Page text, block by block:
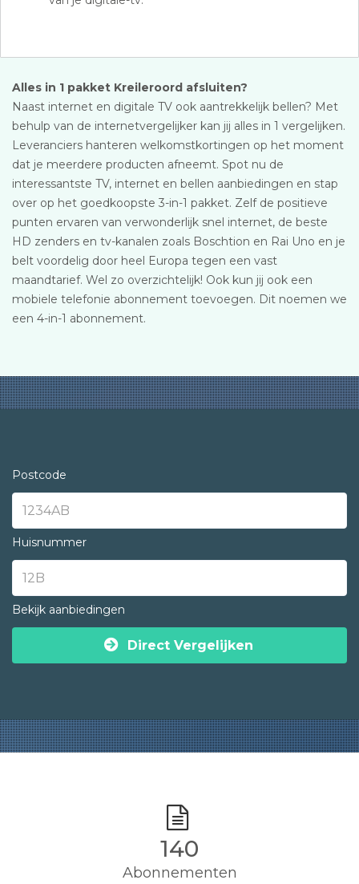
Alles in 1 pakket Kreileroord afsluiten?
Naast internet en digitale TV ook aantrekkelijk bellen? Met
behulp van de internetvergelijker kan jij alles in 1 vergelijken.
Leveranciers hanteren welkomstkortingen op het moment
dat je meerdere producten afneemt. Spot nu de
interessantste TV, internet en bellen aanbiedingen en stap
over op het goedkoopste 3-in-1 pakket. Zelf de positieve
punten ervaren van verwonderlijk snel internet, de beste
HD zenders en tv-kanalen zoals Boschtion en Rai Uno en je
belt voordelig door heel Europa tegen een vast
maandtarief. Wel zo overzichtelijk! Ook kun jij ook een
mobiele telefonie abonnement toevoegen. Dit noemen we
een 4-in-1 abonnement.
Postcode
Huisnummer
Bekijk aanbiedingen
Direct Vergelijken
140
Abonnementen